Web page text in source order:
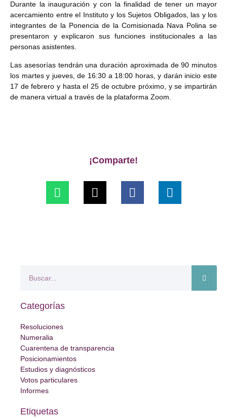
Durante la inauguración y con la finalidad de tener un mayor
acercamiento entre el Instituto y los Sujetos Obligados, las y los
integrantes de la Ponencia de la Comisionada Nava Polina se
presentaron y explicaron sus funciones institucionales a las
personas asistentes.
Las asesorías tendrán una duración aproximada de 90 minutos
los martes y jueves, de 16:30 a 18:00 horas, y darán inicio este
17 de febrero y hasta el 25 de octubre próximo, y se impartirán
de manera virtual a través de la plataforma Zoom.
¡Comparte!
Categorías
Resoluciones
Numeralia
Cuarentena de transparencia
Posicionamientos
Estudios y diagnósticos
Votos particulares
Informes
Etiquetas